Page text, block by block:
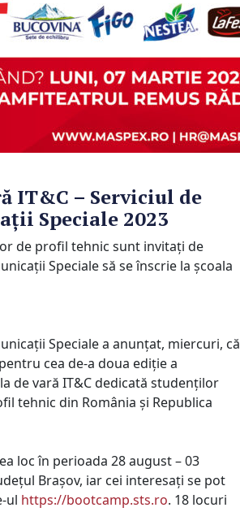
IT&C – Serviciul de
Speciale 2023
de profil tehnic sunt invitați de
Speciale să se înscrie la școala
Speciale a anunțat, miercuri, că
cea de-a doua ediție a
de vară IT&C dedicată studenților
tehnic din România și Republica
loc în perioada 28 august – 03
Brașov, iar cei interesați se pot
ul https://bootcamp.sts.ro. 18 locuri